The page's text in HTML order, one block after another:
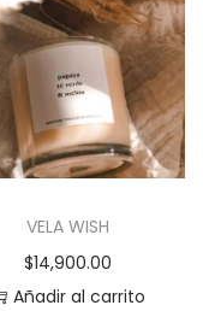
VELA WISH
$14,900.00
Añadir al carrito